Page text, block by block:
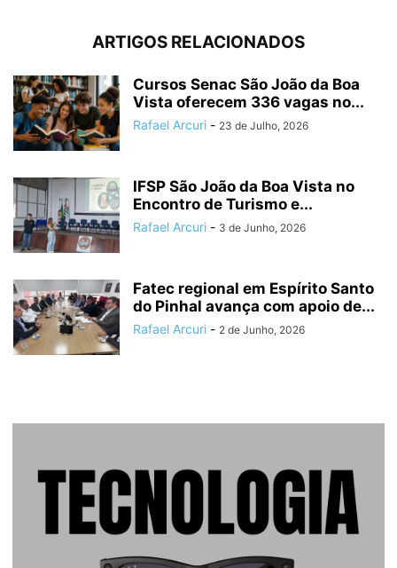
ARTIGOS RELACIONADOS
Cursos Senac São João da Boa
Vista oferecem 336 vagas no...
Rafael Arcuri - 23 de Julho, 2026
IFSP São João da Boa Vista no
Encontro de Turismo e...
Rafael Arcuri - 3 de Junho, 2026
Fatec regional em Espírito Santo
do Pinhal avança com apoio de...
Rafael Arcuri - 2 de Junho, 2026